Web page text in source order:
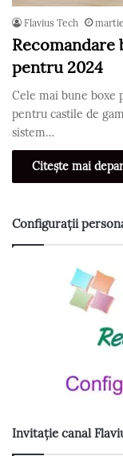
Flavius Tech
Recomandare
pentru 2024
Cele mai bune boxe
pentru castile de
sistem…
Citește mai
Configurații
Invitație canal